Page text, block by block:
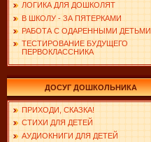
ЛОГИКА ДЛЯ ДОШКОЛЯТ
В ШКОЛУ - ЗА ПЯТЕРКАМИ
РАБОТА С ОДАРЕННЫМИ ДЕТЬМИ
ТЕСТИРОВАНИЕ БУДУЩЕГО
ПЕРВОКЛАССНИКА
ДОСУГ ДОШКОЛЬНИКА
ПРИХОДИ, СКАЗКА!
СТИХИ ДЛЯ ДЕТЕЙ
АУДИОКНИГИ ДЛЯ ДЕТЕЙ